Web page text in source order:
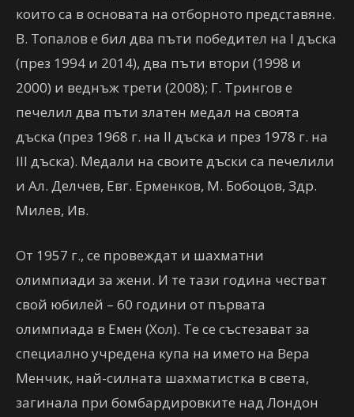
които са в основата на отборното представяне.
В. Топалов е бил два пъти победител на I дъска
(през 1994 и 2014), два пъти втори (1998 и
2000) и веднъж трети (2008); Г. Трингов е
печелил два пъти златен медал на своята
дъска (през 1968 г. на II дъска и през 1978 г. на
III дъска). Медали на своите дъски са печелили
и Ал. Делчев, Евг. Ерменков, М. Бобоцов, Здр.
Милев, Ив.
От 1957 г., се провеждат и шахматни
олимпиади за жени. И те тази година честват
свой юбилей – 60 години от първата
олимпиада в Емен (Хол). Те се състезават за
специално учредена купа на името на Вера
Менчик, най-силната шахматистка в света,
загинала при бомбардировките над Лондон